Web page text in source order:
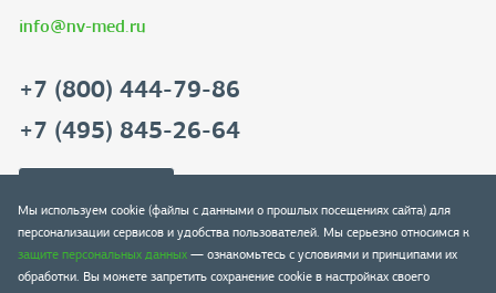
info@nv-med.ru
+7 (800) 444-79-86
+7 (495) 845-26-64
Мы используем cookie (файлы с данными о прошлых посещениях сайта) для
персонализации сервисов и удобства пользователей. Мы серьезно относимся к
защите персональных данных— ознакомьтесь с условиями и принципами их
обработки. Вы можете запретить сохранение cookie в настройках своего